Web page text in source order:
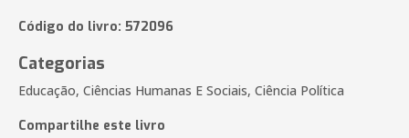
Código do livro: 572096
Categorias
Educação, Ciências Humanas E Sociais, Ciência Política
Compartilhe este livro